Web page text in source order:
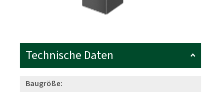
Technische Daten
Baugröße: